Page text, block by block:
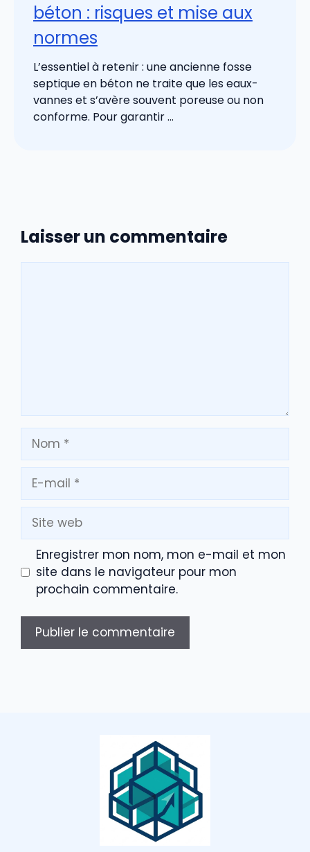
béton : risques et mise aux
normes
L’essentiel à retenir : une ancienne fosse
septique en béton ne traite que les eaux-
vannes et s’avère souvent poreuse ou non
conforme. Pour garantir ...
Laisser un commentaire
Nom
mail
Site
web
Enregistrer mon nom, mon e-mail et mon
site dans le navigateur pour mon
prochain commentaire.